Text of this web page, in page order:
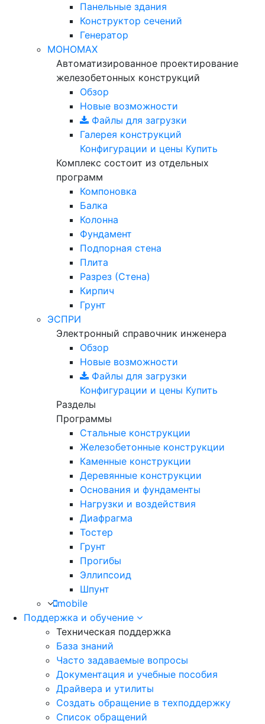
Панельные здания
Конструктор сечений
Генератор
МОНОМАХ
Автоматизированное проектирование
железобетонных конструкций
Обзор
Новые возможности
Файлы для загрузки
Галерея конструкций
Конфигурации и цены Купить
Комплекс состоит из отдельных
программ
Компоновка
Балка
Колонна
Фундамент
Подпорная стена
Плита
Разрез (Стена)
Кирпич
Грунт
ЭСПРИ
Электронный справочник инженера
Обзор
Новые возможности
Файлы для загрузки
Конфигурации и цены Купить
Разделы
Программы
Стальные конструкции
Железобетонные конструкции
Каменные конструкции
Деревянные конструкции
Основания и фундаменты
Нагрузки и воздействия
Диафрагма
Тостер
Грунт
Прогибы
Эллипсоид
Шпунт
mobile
Поддержка и обучение
Техническая поддержка
База знаний
Часто задаваемые вопросы
Документация и учебные пособия
Драйвера и утилиты
Создать обращение в техподдержку
Список обращений